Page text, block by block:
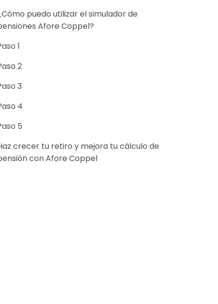
puedo utilizar el simulador de
Afore Coppel?
1
2
3
4
5
crecer tu retiro y mejora tu cálculo de
con Afore Coppel